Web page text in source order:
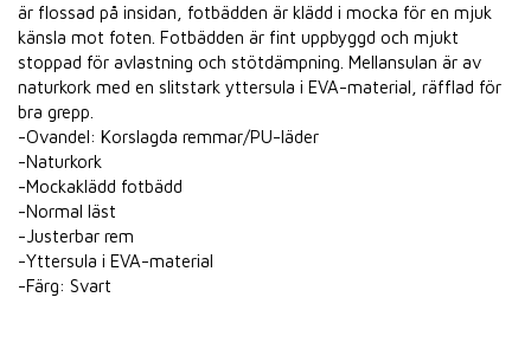
är flossad på insidan, fotbädden är klädd i mocka för en mjuk
känsla mot foten. Fotbädden är fint uppbyggd och mjukt
stoppad för avlastning och stötdämpning. Mellansulan är av
naturkork med en slitstark yttersula i EVA-material, räfflad för
bra grepp.
-Ovandel: Korslagda remmar/PU-läder
-Naturkork
-Mockaklädd fotbädd
-Normal läst
-Justerbar rem
-Yttersula i EVA-material
-Färg: Svart